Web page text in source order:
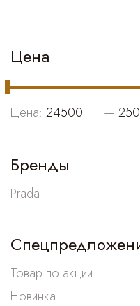
Цена
Цена: —
Бренды
Prada
Товар по акции
Новинка